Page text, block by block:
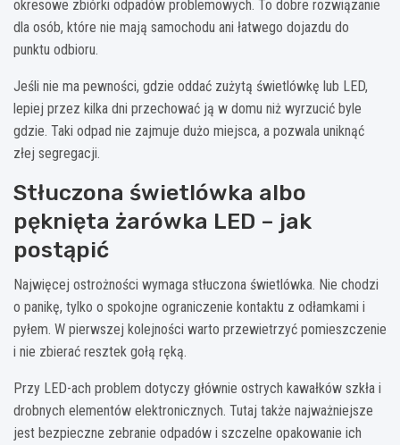
okresowe zbiórki odpadów problemowych. To dobre rozwiązanie
dla osób, które nie mają samochodu ani łatwego dojazdu do
punktu odbioru.
Jeśli nie ma pewności, gdzie oddać zużytą świetlówkę lub LED,
lepiej przez kilka dni przechować ją w domu niż wyrzucić byle
gdzie. Taki odpad nie zajmuje dużo miejsca, a pozwala uniknąć
złej segregacji.
Stłuczona świetlówka albo
pęknięta żarówka LED – jak
postąpić
Najwięcej ostrożności wymaga stłuczona świetlówka. Nie chodzi
o panikę, tylko o spokojne ograniczenie kontaktu z odłamkami i
pyłem. W pierwszej kolejności warto przewietrzyć pomieszczenie
i nie zbierać resztek gołą ręką.
Przy LED-ach problem dotyczy głównie ostrych kawałków szkła i
drobnych elementów elektronicznych. Tutaj także najważniejsze
jest bezpieczne zebranie odpadów i szczelne opakowanie ich